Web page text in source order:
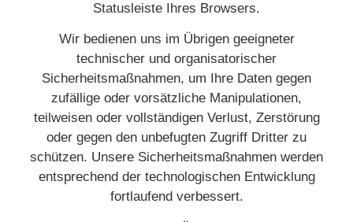
Statusleiste Ihres Browsers.
Wir bedienen uns im Übrigen geeigneter
technischer und organisatorischer
Sicherheitsmaßnahmen, um Ihre Daten gegen
zufällige oder vorsätzliche Manipulationen,
teilweisen oder vollständigen Verlust, Zerstörung
oder gegen den unbefugten Zugriff Dritter zu
schützen. Unsere Sicherheitsmaßnahmen werden
entsprechend der technologischen Entwicklung
fortlaufend verbessert.